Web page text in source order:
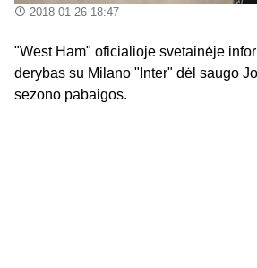
2018-01-26 18:47
"West Ham" oficialioje svetainėje
derybas su Milano "Inter" dėl saugo
sezono pabaigos.